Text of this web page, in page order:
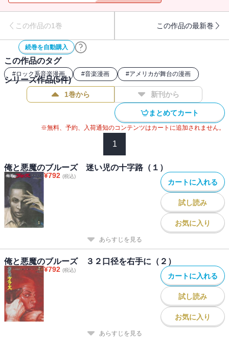
この作品の1巻 この作品の最新巻
続巻を自動購入
この作品のタグ
#ロック系音楽漫画 #音楽漫画 #アメリカが舞台の漫画
シリーズ作品(5件)
1巻から 新刊から
まとめてカート
※無料、予約、入荷通知のコンテンツはカートに追加されません。
1
俺と悪魔のブルーズ 迷い児の十字路（１）
¥792 (税込)
カートに入れる
試し読み
お気に入り
あらすじを見る
俺と悪魔のブルーズ ３２口径を右手に（２）
¥792 (税込)
カートに入れる
試し読み
お気に入り
あらすじを見る